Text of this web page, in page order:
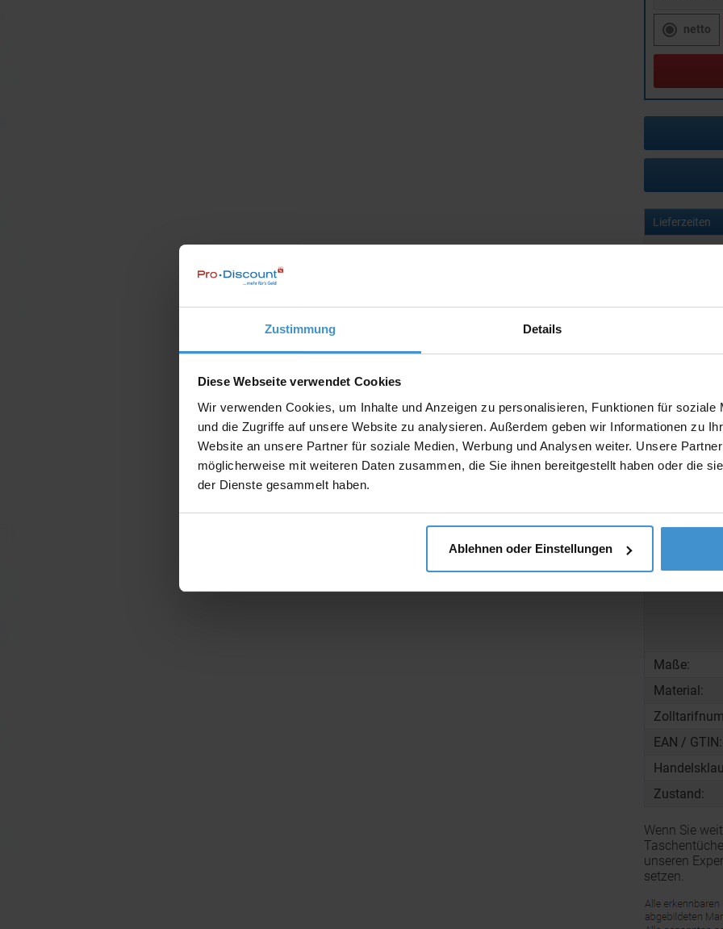
Zustimmung Details
Diese Webseite verwendet Cookies
Wir verwenden Cookies, um Inhalte und Anzeigen zu personalisieren, Funktionen für soziale
und die Zugriffe auf unsere Website zu analysieren. Außerdem geben wir Informationen zu
Website an unsere Partner für soziale Medien, Werbung und Analysen weiter. Unsere
möglicherweise mit weiteren Daten zusammen, die Sie ihnen bereitgestellt haben oder die
der Dienste gesammelt haben.
Ablehnen oder Einstellungen
netto
Lieferzeiten
Maße:
Material:
EAN / GTIN:
Zustand:
Wenn Sie
unseren
setzen.